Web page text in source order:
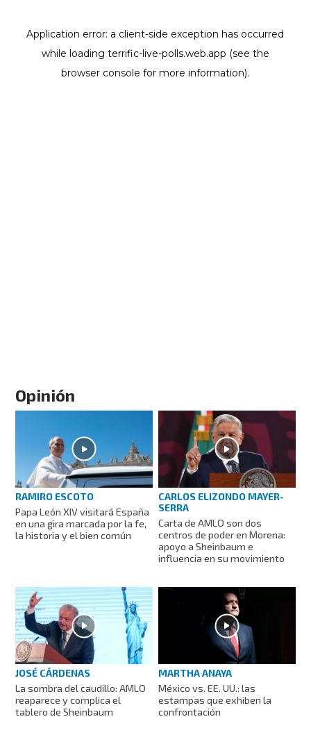
Opinión
RAMIRO ESCOTO
Papa León XIV visitará España
en una gira marcada por la fe,
la historia y el bien común
CARLOS ELIZONDO MAYER-
SERRA
Carta de AMLO son dos
centros de poder en Morena:
apoyo a Sheinbaum e
influencia en su movimiento
JOSÉ CÁRDENAS
La sombra del caudillo: AMLO
reaparece y complica el
tablero de Sheinbaum
MARTHA ANAYA
México vs. EE. UU.: las
estampas que exhiben la
confrontación